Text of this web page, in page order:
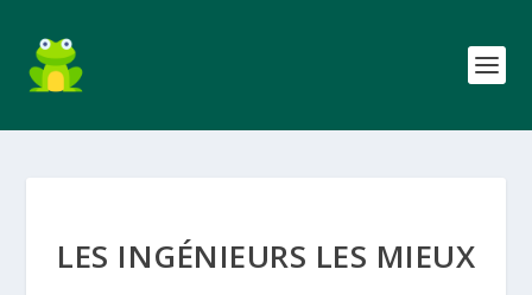
LES INGÉNIEURS LES MIEUX